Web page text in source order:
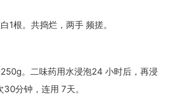
根。共捣烂，两手 频搓。
。二味药用水浸泡24 小时后，再浸
分钟，连用 7天。